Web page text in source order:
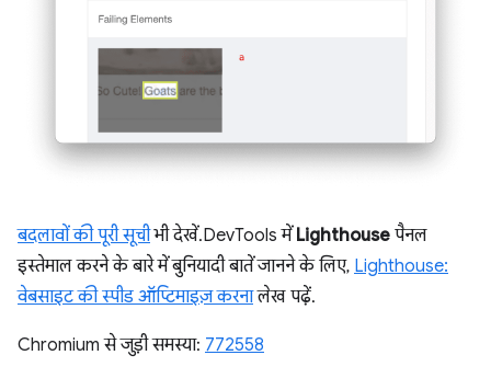
बदलावों की पूरी सूचीभी देखें. DevTools में Lighthouse पैनल
इस्तेमाल करने के बारे में बुनियादी बातें जानने के लिए, Lighthouse:
वेबसाइट की स्पीड ऑप्टिमाइज़ करनालेख पढ़ें.
Chromium से जुड़ी समस्या: 772558